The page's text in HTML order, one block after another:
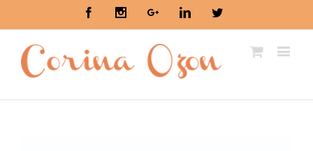
FacebookInstagramGoogle+LinkedinTwitter